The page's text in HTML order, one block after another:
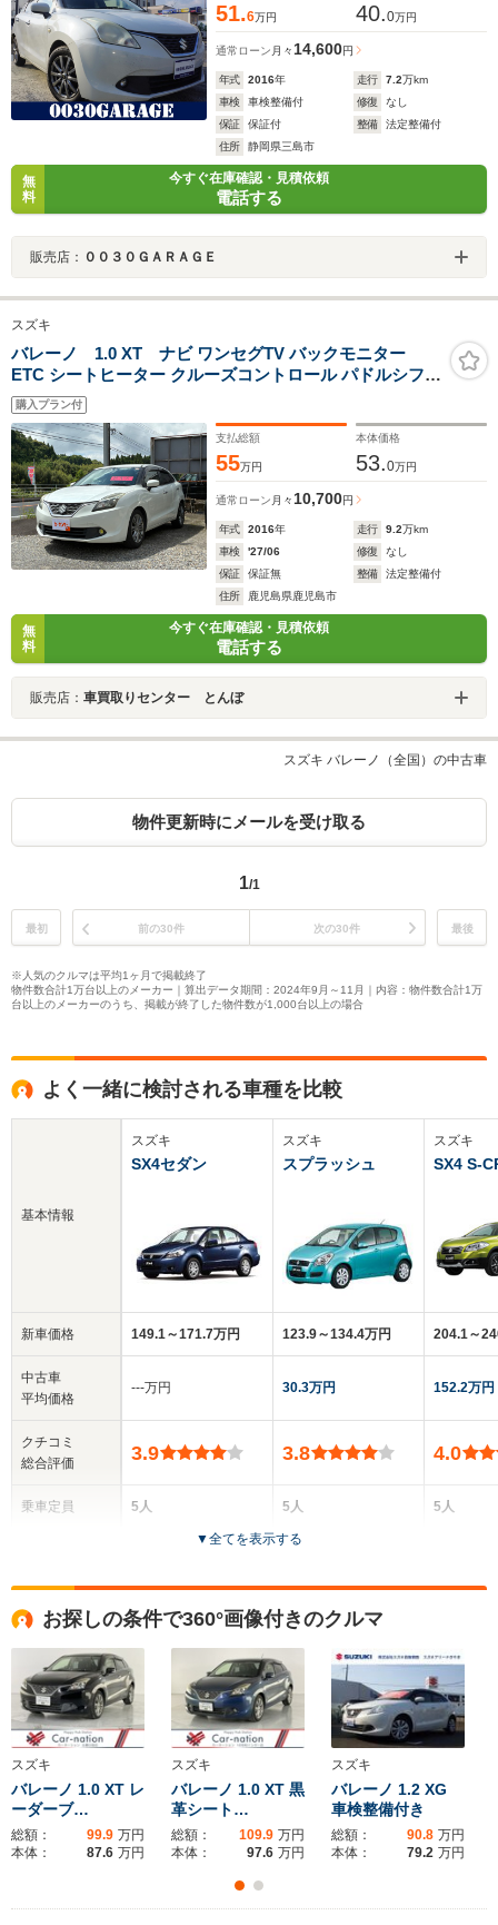
51.6万円 40.0万円
通常ローン 月々14,600円
年式 2016年 走行 7.2万km
車検
車検整備付 修復
なし
保証
保証付 整備
法定整備付
住所
静岡県三島市
無
料
今すぐ在庫確認・見積依頼
電話する
販売店： ００３０ＧＡＲＡＧＥ
スズキ
バレーノ 1.0 XT ナビ ワンセグTV バックモニター
ETC シートヒーター クルーズコントロール パドルシフト
オートライト 純正アルミホイール
購入プラン付
支払総額
55万円
本体価格
53.0万円
通常ローン 月々10,700円
年式 2016年 走行 9.2万km
車検
'27/06 修復
なし
保証
保証無 整備
法定整備付
住所
鹿児島県鹿児島市
無
料
今すぐ在庫確認・見積依頼
電話する
販売店： 車買取りセンター とんぼ
スズキ バレーノ（全国）の中古車
物件更新時にメールを受け取る
1/1
最初 前の30件 次の30件 最後
※人気のクルマは平均1ヶ月で掲載終了
物件数合計1万台以上のメーカー｜算出データ期間：2024年9月～11月｜内容：物件数合計1万
台以上のメーカーのうち、掲載が終了した物件数が1,000台以上の場合
よく一緒に検討される車種を比較
基本情報
新車価格
中古車
平均価格
クチコミ
総合評価
乗車定員
サイズ
(全長x全幅x全高)
スズキ
SX4セダン
149.1～171.7万円
‐‐‐万円
3.9
5人
1.55m
全幅
1.73m
全長
4.49m
ホイールベース
-m
スズキ
スプラッシュ
123.9～134.4万円
30.3万円
3.8
5人
5ドア
全高
1.59m
全幅
1.68m
全長
3.72m～3.78m
ホイールベース
-m
スズキ
SX4 S-
204.1～
152.2万円
4.0
5人
全幅
1.77m
ホイー
▼全てを表示する
お探しの条件で360°画像付きのクルマ
スズキ
バレーノ 1.0 XT レ
ーダーブ…
総額： 99.9 万円
本体：
87.6 万円
スズキ
バレーノ 1.0 XT 黒
革シート…
総額： 109.9 万円
本体：
97.6 万円
スズキ
バレーノ 1.2 XG
車検整備付き
総額： 90.8 万円
本体：
79.2 万円